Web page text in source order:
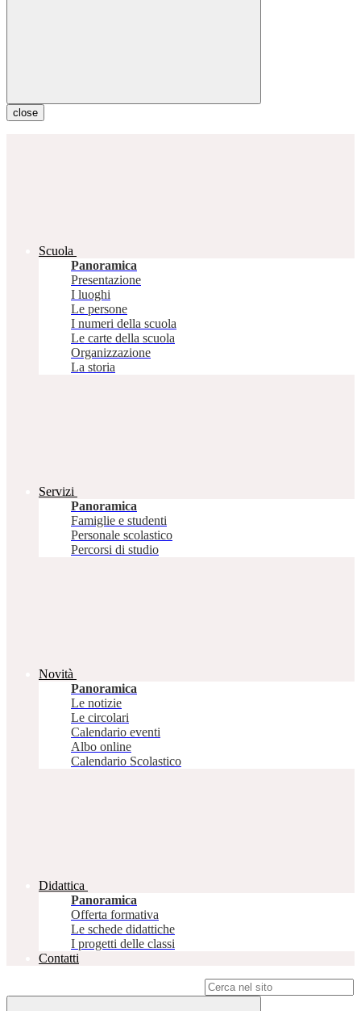
close
Scuola
Panoramica
Presentazione
I luoghi
Le persone
I numeri della scuola
Le carte della scuola
Organizzazione
La storia
Servizi
Panoramica
Famiglie e studenti
Personale scolastico
Percorsi di studio
Novità
Panoramica
Le notizie
Le circolari
Calendario eventi
Albo online
Calendario Scolastico
Didattica
Panoramica
Offerta formativa
Le schede didattiche
I progetti delle classi
Contatti